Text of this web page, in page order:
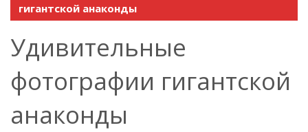
гигантской анаконды
Удивительные
фотографии гигантской
анаконды